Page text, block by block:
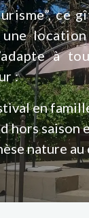
ce
location
à
:
en
hors saison
nature au